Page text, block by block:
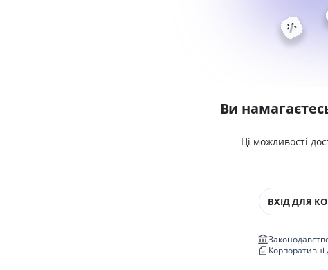
Ви
Ці можливості
ВХІД ДЛЯ